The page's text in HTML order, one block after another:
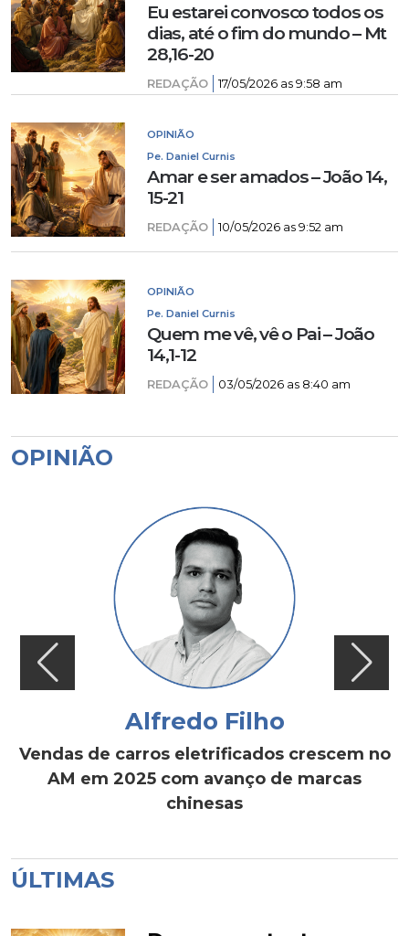
Eu estarei convosco todos os
dias, até o fim do mundo – Mt
28,16-20
REDAÇÃO 17/05/2026 as 9:58 am
OPINIÃO
Pe. Daniel Curnis
Amar e ser amados – João 14,
15-21
REDAÇÃO 10/05/2026 as 9:52 am
OPINIÃO
Pe. Daniel Curnis
Quem me vê, vê o Pai – João
14,1-12
REDAÇÃO 03/05/2026 as 8:40 am
OPINIÃO
Alfredo Filho
Vendas de carros eletrificados crescem no
AM em 2025 com avanço de marcas
chinesas
ÚLTIMAS